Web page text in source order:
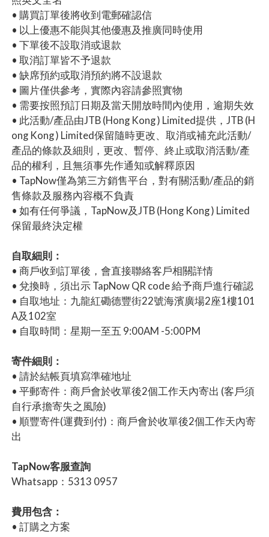
• 購買訂單後將收到電郵確認信
• 以上優惠不能與其他優惠及推廣同時使用
• 下單後不設取消或退款
• 取消訂單皆不予退款
• 缺席預約或取消預約將不設退款
• 圖片僅供參考，實際內容請參照實物
• 需要按照預訂日期及當天開放時間內使用，逾期失效
• 此活動/產品由JTB (Hong Kong ) Limited提供，JTB (H
ong Kong ) Limited保留隨時更改、取消或補充此活動/
產品的條款及細則，更改、暫停、終止或取消活動/產
品的權利，且無須事先作通知或解釋原因
• TapNow僅為第三方銷售平台，對有關活動/產品的銷
售條款及服務內容概不負責
• 如有任何爭議，TapNow及JTB (Hong Kong ) Limited
保留最終決定權
自取細則：
• 商戶收到訂單後，會直接聯絡客戶相關詳情
• 兌換時，須出示 TapNow QR code 給予商戶進行確認
• 自取地址：九龍紅磡德豐街22號海濱廣場2座1樓101
A及102室
• 自取時間：星期一至五 9:00AM -5:00PM
寄件細則：
• 請於結帳頁填寫準確地址
• 平郵寄件：商戶會於收單後2個工作天內寄出 (客戶須
自行承擔寄失之風險)
• 順豐寄件(運費到付)：商戶會於收單後2個工作天內寄
出
TapNow客服查詢
Whatsapp：5313 0957
費用包含：
• 訂購之方案